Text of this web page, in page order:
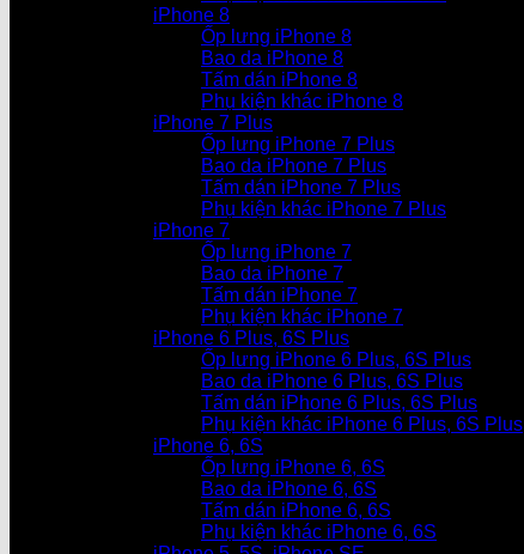
iPhone 8
Ốp lưng iPhone 8
Bao da iPhone 8
Tấm dán iPhone 8
Phụ kiện khác iPhone 8
iPhone 7 Plus
Ốp lưng iPhone 7 Plus
Bao da iPhone 7 Plus
Tấm dán iPhone 7 Plus
Phụ kiện khác iPhone 7 Plus
iPhone 7
Ốp lưng iPhone 7
Bao da iPhone 7
Tấm dán iPhone 7
Phụ kiện khác iPhone 7
iPhone 6 Plus, 6S Plus
Ốp lưng iPhone 6 Plus, 6S Plus
Bao da iPhone 6 Plus, 6S Plus
Tấm dán iPhone 6 Plus, 6S Plus
Phụ kiện khác iPhone 6 Plus, 6S Plus
iPhone 6, 6S
Ốp lưng iPhone 6, 6S
Bao da iPhone 6, 6S
Tấm dán iPhone 6, 6S
Phụ kiện khác iPhone 6, 6S